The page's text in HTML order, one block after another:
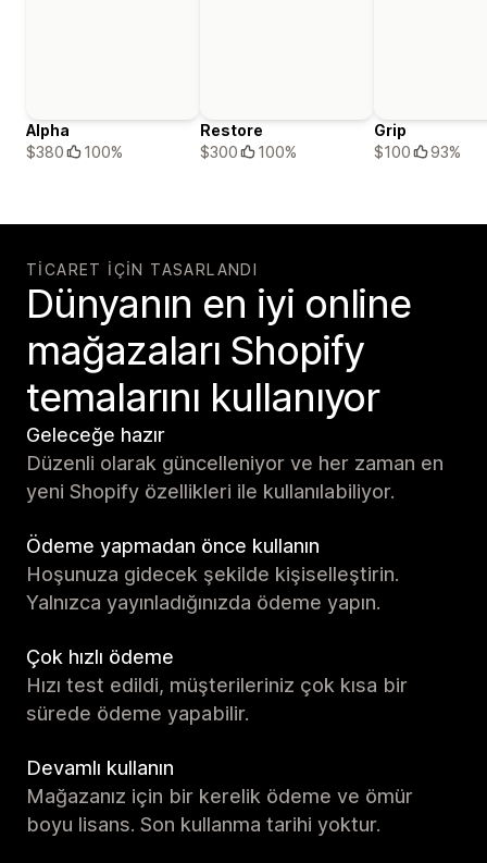
Alpha
$380
100%
Restore
$300
100%
Grip
$100
93%
TICARET IÇIN TASARLANDI
Dünyanın en iyi online
mağazaları Shopify
temalarını kullanıyor
Geleceğe hazır
Düzenli olarak güncelleniyor ve her zaman en
yeni Shopify özellikleri ile kullanılabiliyor.
Ödeme yapmadan önce kullanın
Hoşunuza gidecek şekilde kişiselleştirin.
Yalnızca yayınladığınızda ödeme yapın.
Çok hızlı ödeme
Hızı test edildi, müşterileriniz çok kısa bir
sürede ödeme yapabilir.
Devamlı kullanın
Mağazanız için bir kerelik ödeme ve ömür
boyu lisans. Son kullanma tarihi yoktur.